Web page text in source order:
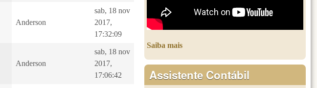
Anderson
sab, 18 nov
2017,
17:32:09
Anderson
sab, 18 nov
2017,
17:06:42
Saiba mais
Assistente Contábil